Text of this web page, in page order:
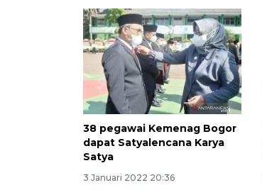
38 pegawai Kemenag Bogor
dapat Satyalencana Karya
Satya
3 Januari 2022 20:36